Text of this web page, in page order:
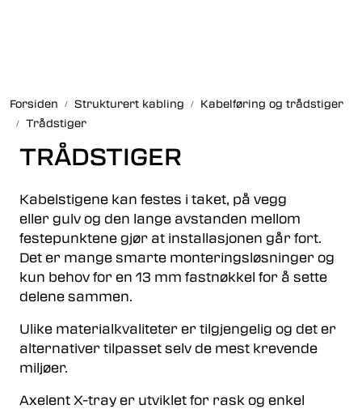
Forsiden Strukturert kabling
Kabelføring og trådstiger
Trådstiger
TRÅDSTIGER
Kabelstigene kan festes i taket, på vegg
eller gulv og den lange avstanden mellom
festepunktene gjør at installasjonen går fort.
Det er mange smarte monteringsløsninger og
kun behov for en 13 mm fastnøkkel for å sette
delene sammen.
Ulike materialkvaliteter er tilgjengelig og det er
alternativer tilpasset selv de mest krevende
miljøer.
Axelent X-tray er utviklet for rask og enkel
Strukturert kabling
Industrielle produkter
Outlet
Kunnskapssenter
Nyheter
Om oss